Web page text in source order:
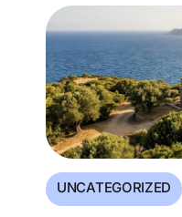
UNCATEGORIZED